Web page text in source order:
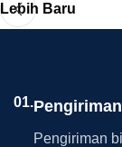
Lebih Baru
01.
Pengiriman